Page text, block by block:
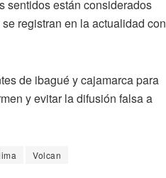
sentidos están considerados
registran en la actualidad con
de ibagué y cajamarca para
y evitar la difusión falsa a
Volcan